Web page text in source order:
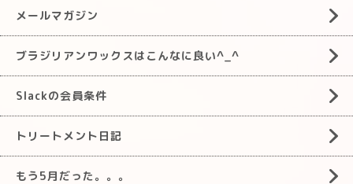
メールマガジン
ブラジリアンワックスはこんなに良い^_^
Slackの会員条件
トリートメント日記
もう5月だった。。。